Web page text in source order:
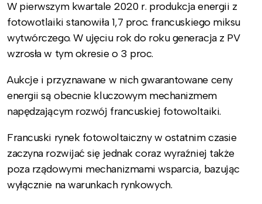
W pierwszym kwartale 2020 r. produkcja energii z
fotowotlaiki stanowiła 1,7 proc. francuskiego miksu
wytwórczego. W ujęciu rok do roku generacja z PV
wzrosła w tym okresie o 3 proc.
Aukcje i przyznawane w nich gwarantowane ceny
energii są obecnie kluczowym mechanizmem
napędzającym rozwój francuskiej fotowoltaiki.
Francuski rynek fotowoltaiczny w ostatnim czasie
zaczyna rozwijać się jednak coraz wyraźniej także
poza rządowymi mechanizmami wsparcia, bazując
wyłącznie na warunkach rynkowych.